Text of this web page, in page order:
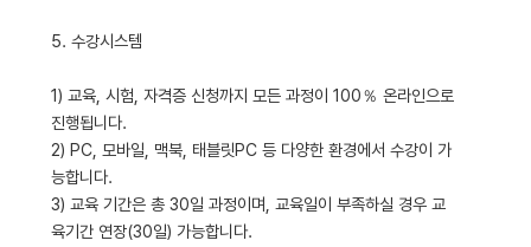
5. 수강시스템
1) 교육, 시험, 자격증 신청까지 모든 과정이 100％ 온라인으로
진행됩니다.
2) PC, 모바일, 맥북, 태블릿PC 등 다양한 환경에서 수강이 가
능합니다.
3) 교육 기간은 총 30일 과정이며, 교육일이 부족하실 경우 교
육기간 연장(30일) 가능합니다.